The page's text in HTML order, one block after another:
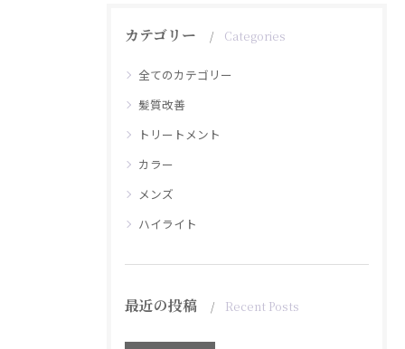
カテゴリー Categories
全てのカテゴリー
髪質改善
トリートメント
カラー
メンズ
ハイライト
最近の投稿 Recent Posts